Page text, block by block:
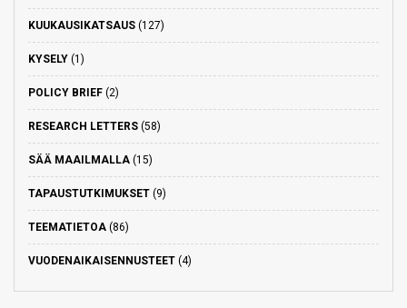
KUUKAUSIKATSAUS (127)
KYSELY (1)
POLICY BRIEF (2)
RESEARCH LETTERS (58)
SÄÄ MAAILMALLA (15)
TAPAUSTUTKIMUKSET (9)
TEEMATIETOA (86)
VUODENAIKAISENNUSTEET (4)